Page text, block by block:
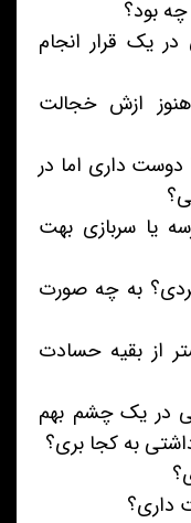
بود؟
یک قرار انجام
ازش خجالت
دوست داری اما در
یا سربازی بهت
به چه صورت
از بقیه حسادت
در یک چشم بهم
به کجا بری؟
داری؟